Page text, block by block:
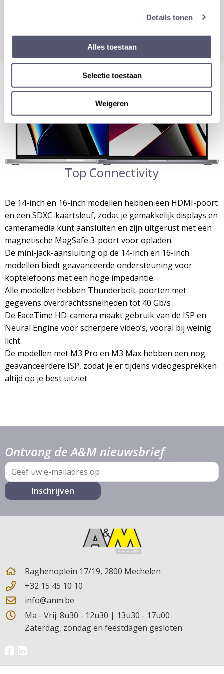
Details tonen
Alles toestaan
Selectie toestaan
Weigeren
voorzien van drie bundelvormende microfoons van
studiokwaliteit met hoge signaal-ruisverhouding voor
Top Connectivity
De 14-inch en 16-inch modellen hebben een HDMI-poort
en een SDXC-kaartsleuf, zodat je gemakkelijk displays en
cameramedia kunt aansluiten en zijn uitgerust met een
magnetische MagSafe 3-poort voor opladen.
De mini-jack-aansluiting op de 14-inch en 16-inch
modellen biedt geavanceerde ondersteuning voor
koptelefoons met een hoge impedantie.
Alle modellen hebben Thunderbolt-poorten met
gegevens overdrachtssnelheden tot 40 Gb/s
De FaceTime HD-camera maakt gebruik van de ISP en
Neural Engine voor scherpere video’s, vooral bij weinig
licht.
De modellen met M3 Pro en M3 Max hebben een nog
geavanceerdere ISP, zodat je er tijdens videogesprekken
altijd op je best uitziet
Ontvang de A&M nieuwsbrief
E-
mail
Raghenoplein 17/19, 2800 Mechelen
+32 15 45 10 10
info@anm.be
Ma - Vrij: 8u30 - 12u30 | 13u30 - 17u00
Zaterdag, zondag en feestdagen gesloten